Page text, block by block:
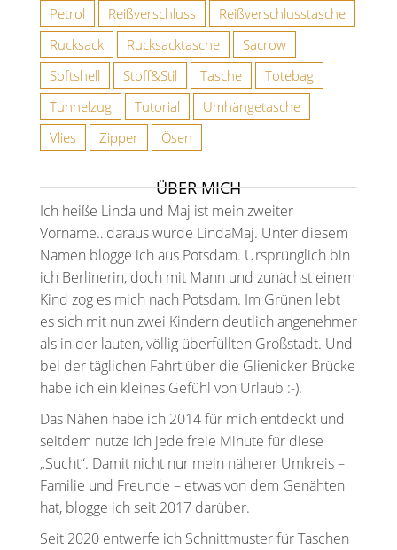
Petrol
Reißverschluss
Reißverschlusstasche
Rucksack
Rucksacktasche
Sacrow
Softshell
Stoff&Stil Tasche
Totebag
Tunnelzug
Tutorial
Umhängetasche
Vlies
Zipper Ösen
ÜBER MICH
Ich heiße Linda und Maj ist mein zweiter
Vorname…daraus wurde LindaMaj. Unter diesem
Namen blogge ich aus Potsdam. Ursprünglich bin
ich Berlinerin, doch mit Mann und zunächst einem
Kind zog es mich nach Potsdam. Im Grünen lebt
es sich mit nun zwei Kindern deutlich angenehmer
als in der lauten, völlig überfüllten Großstadt. Und
bei der täglichen Fahrt über die Glienicker Brücke
habe ich ein kleines Gefühl von Urlaub :-).
Das Nähen habe ich 2014 für mich entdeckt und
seitdem nutze ich jede freie Minute für diese
„Sucht“. Damit nicht nur mein näherer Umkreis –
Familie und Freunde – etwas von dem Genähten
hat, blogge ich seit 2017 darüber.
Seit 2020 entwerfe ich Schnittmuster für Taschen